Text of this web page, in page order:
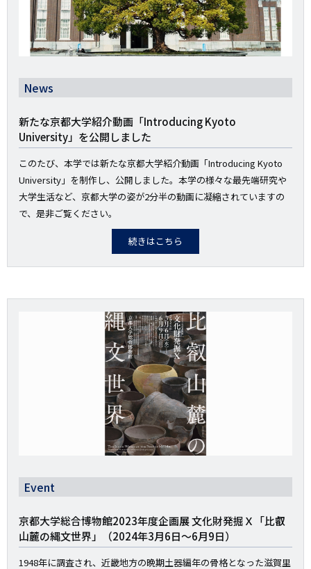
News
新たな京都大学紹介動画「Introducing Kyoto
University」を公開しました
このたび、本学では新たな京都大学紹介動画「Introducing Kyoto
University」を制作し、公開しました。本学の様々な最先端研究や
大学生活など、京都大学の姿が2分半の動画に凝縮されていますの
で、是非ご覧ください。
続きはこちら
Event
京都大学総合博物館2023年度企画展 文化財発掘Ｘ「比叡
山麓の縄文世界」（2024年3月6日～6月9日）
1948年に調査され、近畿地方の晩期土器編年の骨格となった滋賀里